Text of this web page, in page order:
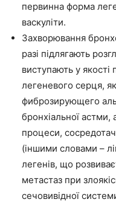
первинна форма
васкуліти.
Захворювання
разі підлягають
виступають у якості
легеневого серця,
фиброзирующего
бронхіальної астми,
процеси,
(іншими словами –
легенів, що
метастаз при
сечовивідної